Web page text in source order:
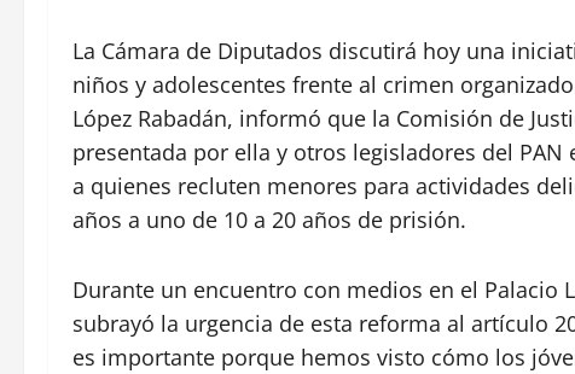
La Cámara de Diputados discutirá hoy una
niños y adolescentes frente al crimen
López Rabadán, informó que la Comisión de
presentada por ella y otros legisladores del
a quienes recluten menores para actividades
años a uno de 10 a 20 años de prisión.
Durante un encuentro con medios en el Palacio
subrayó la urgencia de esta reforma al artículo
es importante porque hemos visto cómo los